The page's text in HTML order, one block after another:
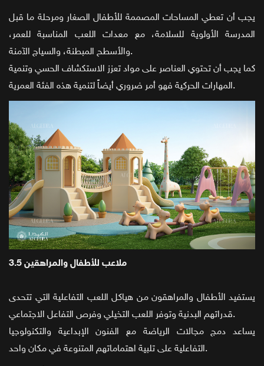
يجب أن تعطي المساحات المصممة للأطفال الصغار ومرحلة ما قبل
المدرسة الأولوية للسلامة، مع معدات اللعب المناسبة للعمر،
والأسطح المبطنة، والسياج الآمنة.
كما يجب أن تحتوي العناصر على مواد تعزز الاستكشاف الحسي وتنمية
المهارات الحركية فهو أمر ضروري أيضاً لتنمية هذه الفئة العمرية.
3.5 ملاعب للأطفال والمراهقين
يستفيد الأطفال والمراهقون من هياكل اللعب التفاعلية التي تتحدى
قدراتهم البدنية وتوفر اللعب التخيلي وفرص التفاعل الاجتماعي.
يساعد دمج مجالات الرياضة مع الفنون الإبداعية والتكنولوجيا
التفاعلية على تلبية اهتماماتهم المتنوعة في مكان واحد.